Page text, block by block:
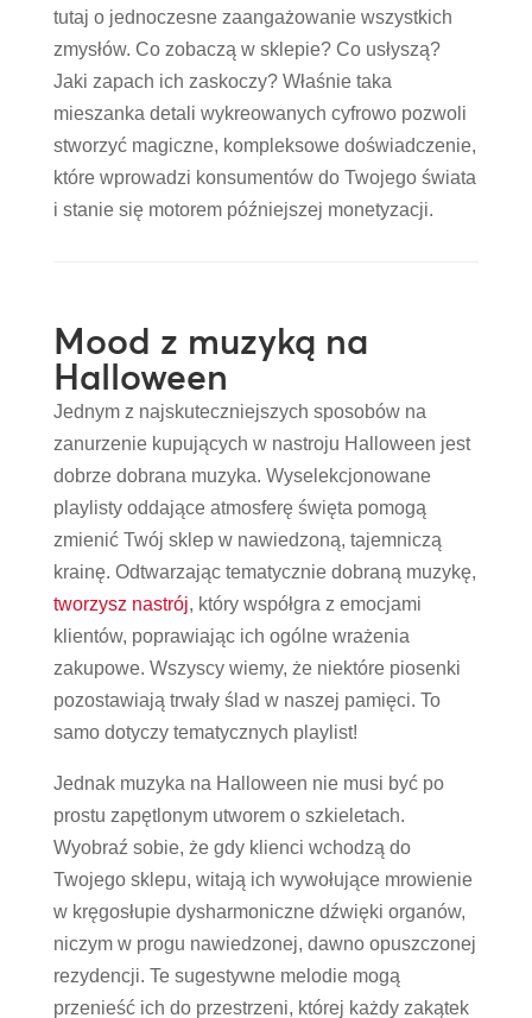
tutaj o jednoczesne zaangażowanie wszystkich
zmysłów. Co zobaczą w sklepie? Co usłyszą?
Jaki zapach ich zaskoczy? Właśnie taka
mieszanka detali wykreowanych cyfrowo pozwoli
stworzyć magiczne, kompleksowe doświadczenie,
które wprowadzi konsumentów do Twojego świata
i stanie się motorem późniejszej monetyzacji.
Mood z muzyką na
Halloween
Jednym z najskuteczniejszych sposobów na
zanurzenie kupujących w nastroju Halloween jest
dobrze dobrana muzyka. Wyselekcjonowane
playlisty oddające atmosferę święta pomogą
zmienić Twój sklep w nawiedzoną, tajemniczą
krainę. Odtwarzając tematycznie dobraną muzykę,
tworzysz nastrój, który współgra z emocjami
klientów, poprawiając ich ogólne wrażenia
zakupowe. Wszyscy wiemy, że niektóre piosenki
pozostawiają trwały ślad w naszej pamięci. To
samo dotyczy tematycznych playlist!
Jednak muzyka na Halloween nie musi być po
prostu zapętlonym utworem o szkieletach.
Wyobraź sobie, że gdy klienci wchodzą do
Twojego sklepu, witają ich wywołujące mrowienie
w kręgosłupie dysharmoniczne dźwięki organów,
niczym w progu nawiedzonej, dawno opuszczonej
rezydencji. Te sugestywne melodie mogą
przenieść ich do przestrzeni, której każdy zakątek